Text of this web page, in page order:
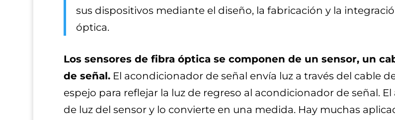
sus dispositivos mediante el diseño, la fabricación y la
óptica.
Los sensores de fibra óptica se componen de un sensor, un
de señal.El acondicionador de señal envía luz a través del cable
espejo para reflejar la luz de regreso al acondicionador de señal.
de luz del sensor y lo convierte en una medida. Hay muchas